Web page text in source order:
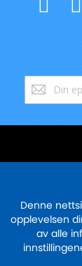
Registrer
deg
vårt
Denne
opplevelsen
av alle